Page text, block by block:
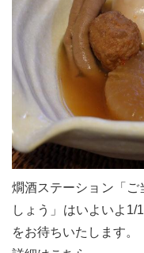
燗酒ステーション「
しょう」はいよいよ1/
をお待ちいたします。